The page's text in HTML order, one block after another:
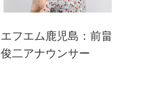
エフエム鹿児島：前畠
俊二アナウンサー